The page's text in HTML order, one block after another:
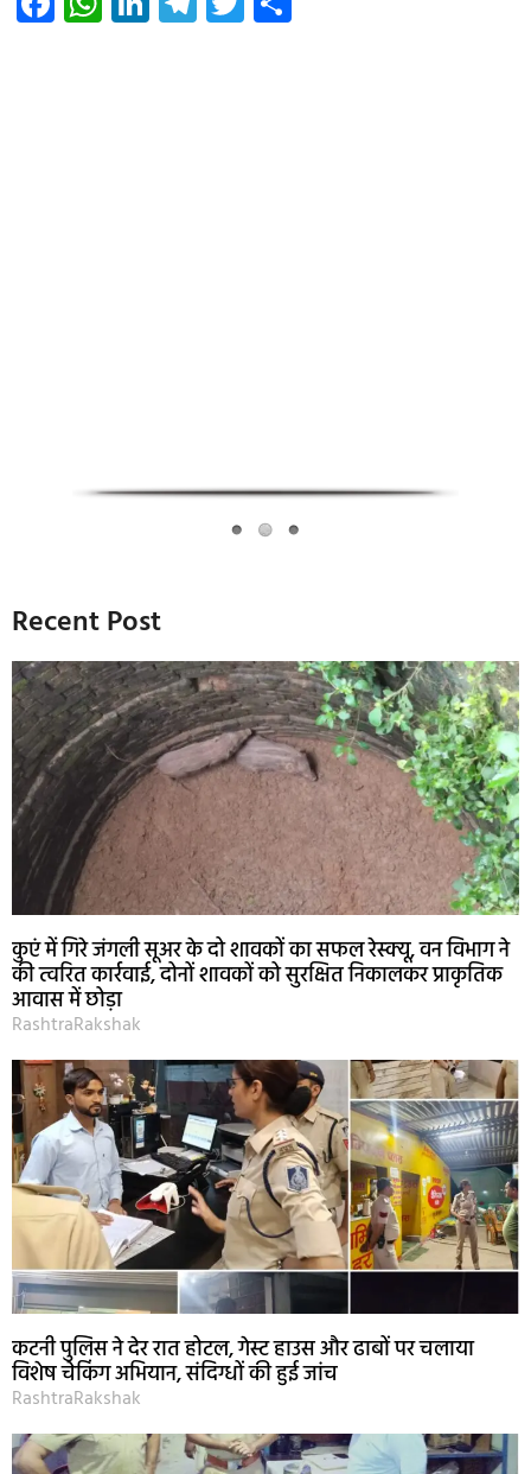
Recent Post
कुएं में गिरे जंगली सूअर के दो शावकों का सफल रेस्क्यू, वन विभाग ने
की त्वरित कार्रवाई, दोनों शावकों को सुरक्षित निकालकर प्राकृतिक
आवास में छोड़ा
RashtraRakshak
कटनी पुलिस ने देर रात होटल, गेस्ट हाउस और ढाबों पर चलाया
विशेष चेकिंग अभियान, संदिग्धों की हुई जांच
RashtraRakshak